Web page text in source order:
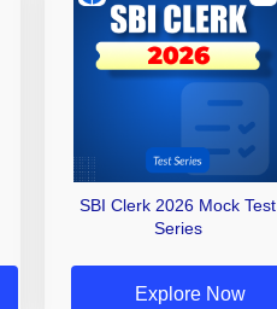
SBI Clerk 2026 Mock Test
Series
Explore Now